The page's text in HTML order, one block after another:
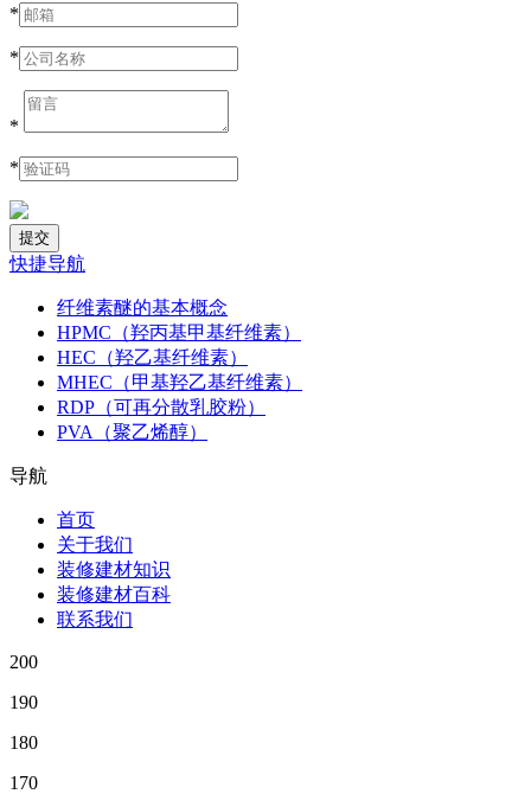
*
*
*
*
快捷导航
纤维素醚的基本概念
HPMC（羟丙基甲基纤维素）
HEC（羟乙基纤维素）
MHEC（甲基羟乙基纤维素）
RDP（可再分散乳胶粉）
PVA（聚乙烯醇）
导航
首页
关于我们
装修建材知识
装修建材百科
联系我们
200
190
180
170